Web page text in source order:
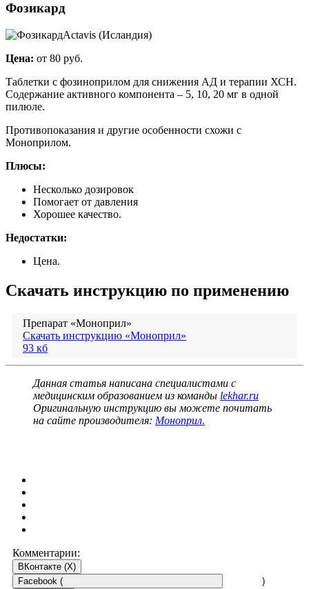
Фозикард
Actavis (Исландия)
Цена: от 80 руб.
Таблетки с фозиноприлом для снижения АД и терапии ХСН.
Содержание активного компонента – 5, 10, 20 мг в одной
пилюле.
Противопоказания и другие особенности схожи с
Моноприлом.
Плюсы:
Несколько дозировок
Помогает от давления
Хорошее качество.
Недостатки:
Цена.
Скачать инструкцию по применению
Препарат «Моноприл»
Скачать инструкцию «Моноприл»
93 кб
Данная статья написана специалистами с
медицинским образованием из команды lekhar.ru
Оригинальную инструкцию вы можете почитать
на сайте производителя: Моноприл.
Комментарии:
ВКонтакте (X)
Facebook (
)